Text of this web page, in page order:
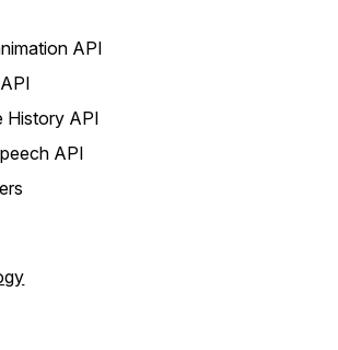
API
History API
API